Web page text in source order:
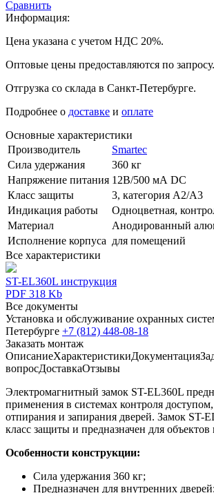
Сравнить
Информация:
Цена указана с учетом НДС 20%.
Оптовые цены предоставляются по запросу.
Отгрузка со склада в Санкт-Петербурге.
Подробнее о доставке и оплате
Основные характеристики
Производитель
Smartec
Сила удержания
360 кг
Напряжение питания 12В/500 мА DC
Класс защиты
3, категория A2/A3
Индикация работы
Одноцветная,
Материал
Анодированный
Исполнение корпуса для помещений
Все характеристики
ST-EL360L инструкция
PDF 318 Kb
Все документы
Установка и обслуживание охранных
Петербурге +7 (812) 448-08-18
Заказать монтаж
ОписаниеХарактеристикиДокументация
вопросДоставкаОтзывы
Электромагнитный замок ST-EL360L
применения в системах контроля
отпирания и запирания дверей. Замок ST-
класс защиты и предназначен для
Особенности конструкции:
Сила удержания 360 кг;
Предназначен для внутренних дверей;